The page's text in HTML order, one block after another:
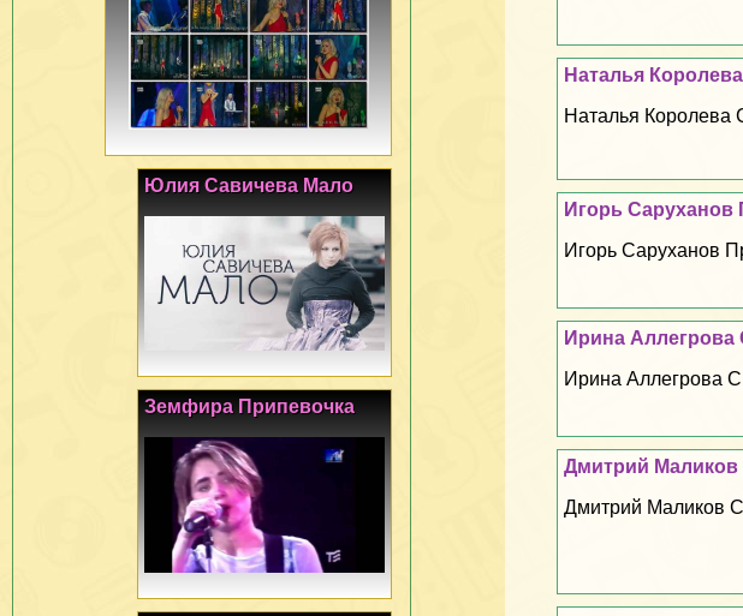
Наталья
Наталья Королева
Игорь
Игорь Саруханов
Ирина Аллегрова
Ирина Аллегрова
Дмитрий
Дмитрий Маликов
Юлия Савичева Мало
Земфира Припевочка